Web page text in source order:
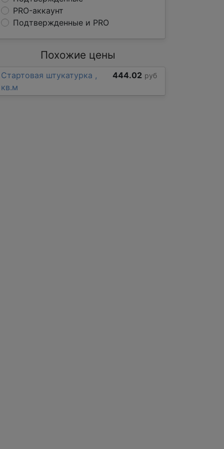
PRO-аккаунт
Подтвержденные и PRO
Похожие цены
Стартовая штукатурка ,
кв.м
444.02 руб